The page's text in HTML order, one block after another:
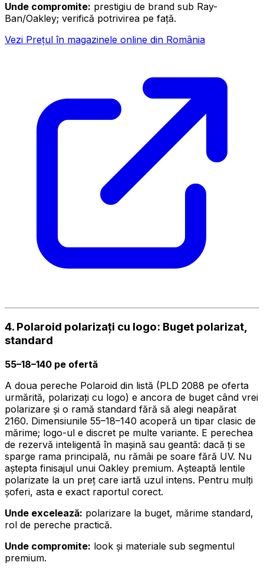
Unde compromite: prestigiu de brand sub Ray-
Ban/Oakley; verifică potrivirea pe față.
Vezi Prețul în magazinele online din România
4. Polaroid polarizați cu logo: Buget polarizat,
standard
55–18–140 pe ofertă
A doua pereche Polaroid din listă (PLD 2088 pe oferta
urmărită, polarizați cu logo) e ancora de buget când vrei
polarizare și o ramă standard fără să alegi neapărat
2160. Dimensiunile 55–18–140 acoperă un tipar clasic de
mărime; logo-ul e discret pe multe variante. E perechea
de rezervă inteligentă în mașină sau geantă: dacă ți se
sparge rama principală, nu rămâi pe soare fără UV. Nu
aștepta finisajul unui Oakley premium. Așteaptă lentile
polarizate la un preț care iartă uzul intens. Pentru mulți
șoferi, asta e exact raportul corect.
Unde excelează: polarizare la buget, mărime standard,
rol de pereche practică.
Unde compromite: look și materiale sub segmentul
premium.